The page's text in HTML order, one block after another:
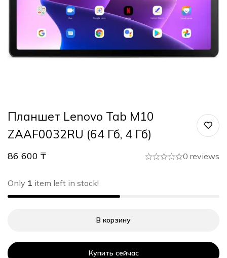
Планшет Lenovo Tab M10
ZAAF0032RU (64 Гб, 4 Гб)
86 600 ₸ 0 reviews
Only 1 item left in stock!
В корзину
Купить сейчас